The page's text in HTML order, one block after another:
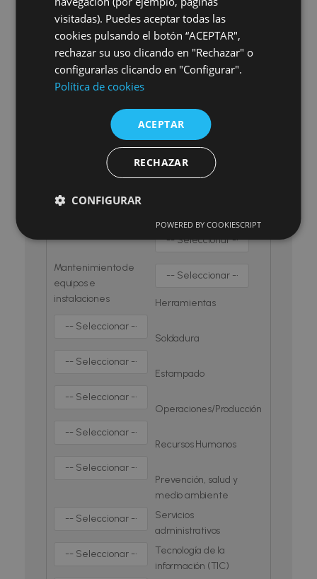
Costes
Desarrollo
organizacional
Gestión de proyectos
Investigación y
Mantenimiento de
equipos e
instalaciones
Herramientas
Soldadura
Estampado
Operaciones/Producción
Recursos Humanos
Prevención, salud y
medio ambiente
Servicios
administrativos
Tecnología de la
información (TIC)
visitadas). Puedes aceptar todas las
cookies pulsando el botón “ACEPTAR",
rechazar su uso clicando en "Rechazar" o
configurarlas clicando en "Configurar".
Política de cookies
ACEPTAR
RECHAZAR
CONFIGURAR
POWERED BY COOKIESCRIPT